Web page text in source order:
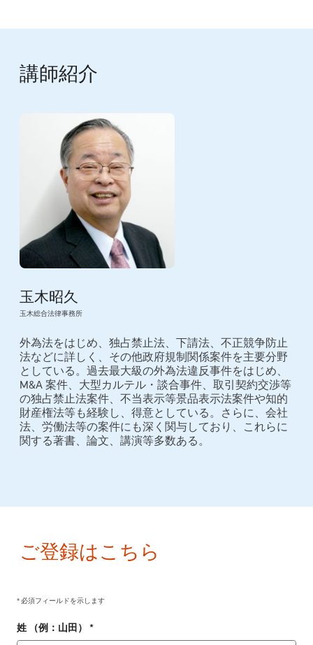
講師紹介
玉木昭久
玉木総合法律事務所
外為法をはじめ、独占禁止法、下請法、不正競争防止
法などに詳しく、その他政府規制関係案件を主要分野
としている。過去最大級の外為法違反事件をはじめ、
M&A 案件、大型カルテル・談合事件、取引契約交渉等
の独占禁止法案件、不当表示等景品表示法案件や知的
財産権法等も経験し、得意としている。さらに、会社
法、労働法等の案件にも深く関与しており、これらに
関する著書、論文、講演等多数ある。
ご登録はこちら
* 必須フィールドを示します
姓 （例：山田） *